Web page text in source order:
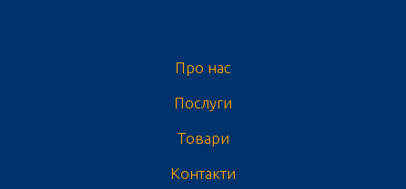
Про нас
Послуги
Товари
Контакти